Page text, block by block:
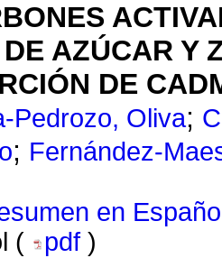
AZÚCAR Y
DE
Pedrozo, Oliva;
; Fernández-
en
(
pdf )